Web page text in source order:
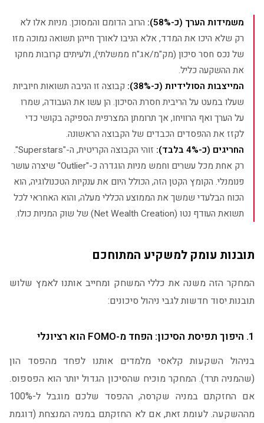
משמידות הערך (כ-58%):
הרוב הדומם והמסוכן. מניות אלו לא
רק שלא היכו את המדד, אלא הניבו לאורך חייהן תשואה נמוכה מזו
של נכס חסר סיכון (מק"מ/אג"ח ממשלתי), ולעיתים קרובות מחקו
את ההשקעה כליל.
המייצבות הסולידיות (כ-38%):
קבוצה זו הניבה תשואות חיוביות
שעלו במעט על הריבית חסרת הסיכון. הן עשו את העבודה, שמרו
על הערך ואף הרוויחו, אך תרומתן המצרפית הספיקה בקושי כדי
לקזז את ההפסדים הכבדים של הקבוצה הראשונה.
החריגים (כ-4% בלבד):
זוהי הקבוצה הקריטית, ה-"Superstars".
רק אחת מכל עשרים וחמש מניות הוגדרה כ-"Outlier" שיצרה עושר
פנומנלי. הקומץ הקטן הזה, הכולל היום את ענקיות הטכנולוגיה, הוא
הכוח הבלעדי שמשך את הממוצע הכללי מעלה, והוא האחראי לכל
תשואת העודף נטו (Net Wealth Creation) של שוק המניות כולו.
תובנות עומק למשקיע המתוחכם
המחקר הזה משנה את כללי המשחק ומחייב אותנו לאמץ שלוש
תובנות יסוד חדשות לגבי ניהול סיכונים:
1. היפוך תפיסת הסיכון: הפחד מ-FOMO הוא רציונלי
בניהול השקעות קלאסי מלמדים אותנו לפחד מהפסד הון
(שהמניה תרד). המחקר מוכיח שהסיכון הגדול יותר הוא הפספוס.
אם החזקתם במניה שקרסה, ההפסד שלכם מוגבל ל-100%
מההשקעה. לעומת זאת, אם לא החזקתם במניה המנצחת (דוגמת